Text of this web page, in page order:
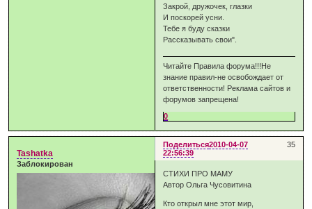
Закрой, дружочек, глазки
И поскорей усни.
Тебе я буду сказки
Рассказывать свои".
Читайте Правила форума!!!Не
знание правил-не освобождает от
ответственности! Реклама сайтов и
форумов запрещена!
0
Поделиться 35
2010-04-07
22:56:39
Tashatka
Заблокирован
СТИХИ ПРО МАМУ
Автор Ольга Чусовитина
Кто открыл мне этот мир,